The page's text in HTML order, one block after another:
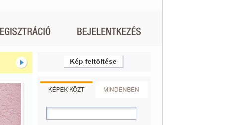
Kép feltöltése
KÉPEK KÖZT MINDENBEN